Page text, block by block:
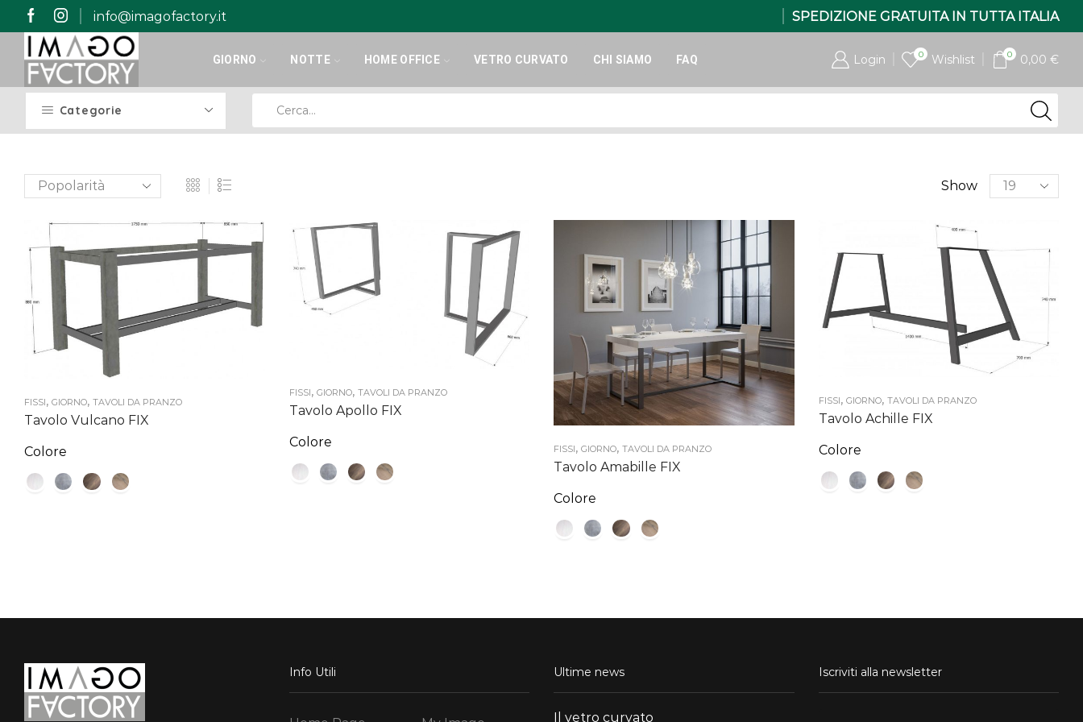
info@imagofactory.it SPEDIZIONE GRATUITA IN TUTTA ITALIA
GIORNO NOTTE HOME OFFICE VETRO CURVATO CHI SIAMO FAQ Login 0 Wishlist 0 0,00 €
Categorie
input
Show
Products
per
FISSI, GIORNO, TAVOLI DA PRANZO
Tavolo Vulcano FIX
Colore
FISSI, GIORNO, TAVOLI DA PRANZO
Tavolo Apollo FIX
Colore FISSI, GIORNO, TAVOLI DA PRANZO
Tavolo Amabille FIX
Colore
FISSI, GIORNO, TAVOLI DA PRANZO
Tavolo Achille FIX
Colore
Info Utili Ultime news
Il vetro curvato
Iscriviti alla newsletter